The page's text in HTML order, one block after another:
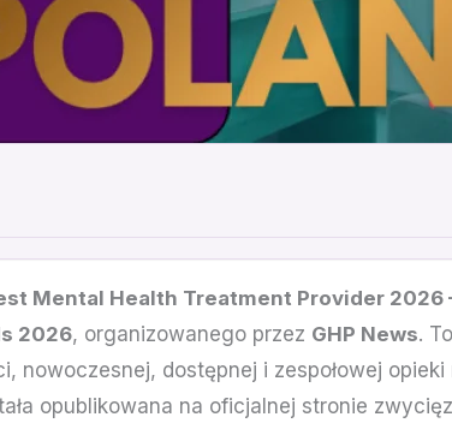
Mental Health Treatment Provider 2026
2026, organizowanego przez GHP News.
dostępnej i zespołowej
opublikowana na oficjalnej stronie